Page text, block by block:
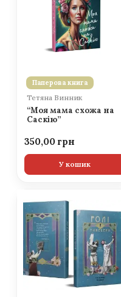
Паперова книга
Тетяна Винник
“Моя мама схожа на
Саскію”
350,00
У кошик